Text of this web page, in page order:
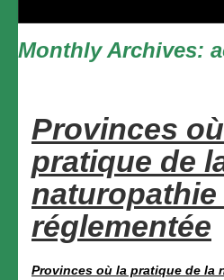
Regroupement
Devenir membre
Mot de bienvenue
Services et privilèges
Procédure à suivre
Coûts d’adhésion
Monthly Archives:
Provinces
pratique de
naturopathie
réglementée
Provinces où la pratique de la